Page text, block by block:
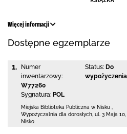
Więcej informacji
Dostępne egzemplarze
1.
Numer
inwentarzowy:
W77260
Sygnatura: POL
Status: Do
wypożyczenia
Miejska Biblioteka Publiczna w Nisku
Wypożyczalnia dla dorosłych, ul. 3 Maja 10
Nisko